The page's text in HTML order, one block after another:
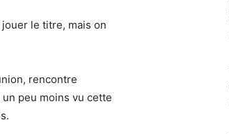
le titre, mais on
rencontre
peu moins vu cette